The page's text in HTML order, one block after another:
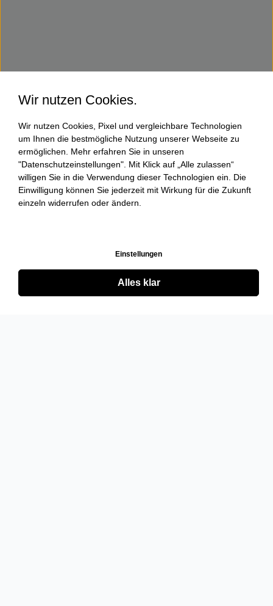
Wir nutzen Cookies.
Wir nutzen Cookies, Pixel und vergleichbare Technologien
um Ihnen die bestmögliche Nutzung unserer Webseite zu
ermöglichen. Mehr erfahren Sie in unseren
"Datenschutzeinstellungen". Mit Klick auf „Alle zulassen“
willigen Sie in die Verwendung dieser Technologien ein. Die
Einwilligung können Sie jederzeit mit Wirkung für die Zukunft
einzeln widerrufen oder ändern.
Einstellungen
Alles klar